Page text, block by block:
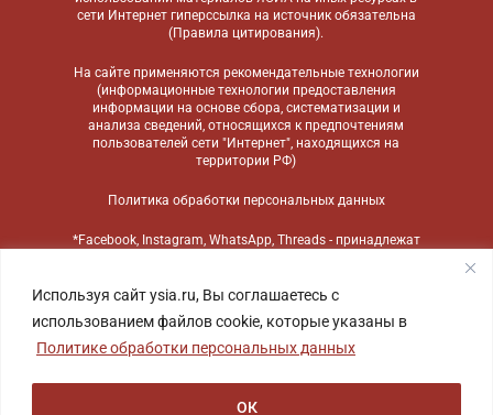
Используя сайт ysia.ru, Вы соглашаетесь с
использованием файлов cookie, которые указаны в
Политике обработки персональных данных
ОК
сети Интернет гиперссылка на источник обязательна
(Правила цитирования).
На сайте применяются рекомендательные технологии
(информационные технологии предоставления
информации на основе сбора, систематизации и
анализа сведений, относящихся к предпочтениям
пользователей сети "Интернет", находящихся на
территории РФ)
Политика обработки персональных данных
*Facebook, Instagram, WhatsApp, Threads - принадлежат